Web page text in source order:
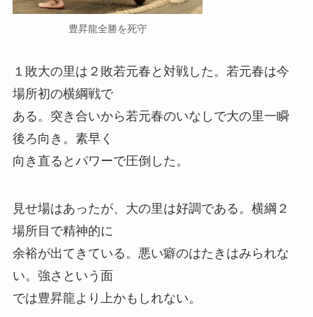
豊昇龍全勝を死守
１敗大の里は２敗若元春と対戦した。若元春は今
場所初の横綱戦で
ある。突き合いから若元春のいなしで大の里一瞬
後ろ向き。素早く
向き直るとパワーで圧倒した。
見せ場はあったが、大の里は好調である。横綱２
場所目で精神的に
余裕が出てきている。悪い癖のはたきはみられな
い。強さという面
では豊昇龍より上かもしれない。